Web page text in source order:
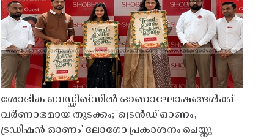
ശോഭിക വെഡ്ഡിങ്സിൽ ഓണാഘോഷങ്ങൾക്ക്
വർണാഭമായ തുടക്കം; 'ട്രെൻഡ് ഓണം,
ട്രഡിഷൻ ഓണം' ലോഗോ പ്രകാശനം ചെയ്തു